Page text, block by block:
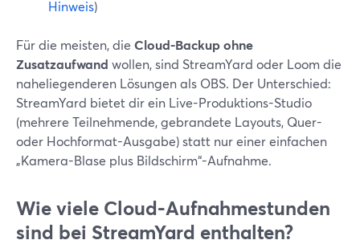
Hinweis)
Für die meisten, die Cloud-Backup ohne
Zusatzaufwand wollen, sind StreamYard oder Loom die
naheliegenderen Lösungen als OBS. Der Unterschied:
StreamYard bietet dir ein Live-Produktions-Studio
(mehrere Teilnehmende, gebrandete Layouts, Quer-
oder Hochformat-Ausgabe) statt nur einer einfachen
„Kamera-Blase plus Bildschirm“-Aufnahme.
Wie viele Cloud-Aufnahmestunden
sind bei StreamYard enthalten?